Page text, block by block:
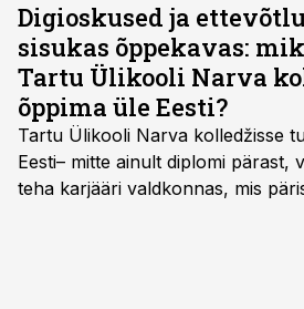
Digioskused ja
sisukas õppekavas:
Tartu Ülikooli Narva
õppima üle Eesti?
Tartu Ülikooli Narva kolledžisse
Eesti– mitte ainult diplomi pärast,
teha karjääri valdkonnas, mis